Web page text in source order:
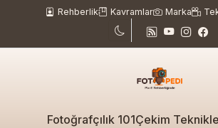
Rehberlik Kavramlar Marka
Fotoğrafçılık 101Çekim